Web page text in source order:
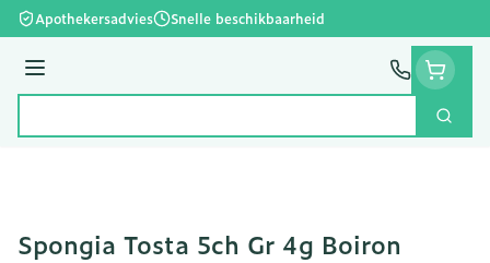
Ga naar de inhoud
Apothekersadvies Snelle beschikbaarheid
Menu
Zoek
Spongia Tosta 5ch Gr 4g Boiron